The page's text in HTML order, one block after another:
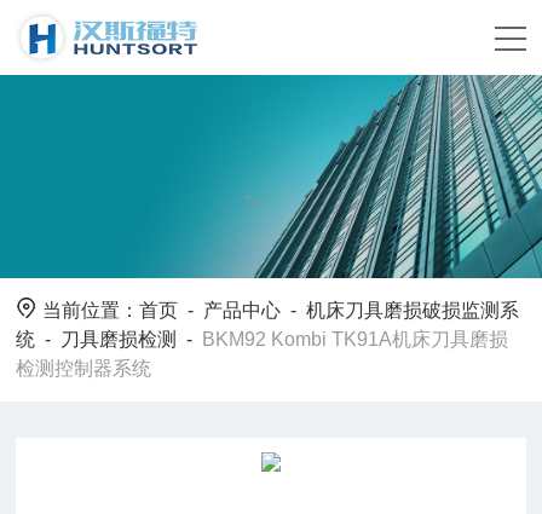
当前位置：首页 - 产品中心 -机床刀具磨损破损监测系
统 - 刀具磨损检测 -
BKM92 Kombi TK91A机床刀具磨损
检测控制器系统